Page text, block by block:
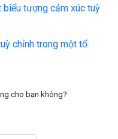
tượng cảm xúc tuỳ
chỉnh trong một tổ
cho bạn không?